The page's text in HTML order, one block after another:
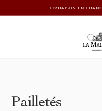
LIVRAISON EN
Pailletés